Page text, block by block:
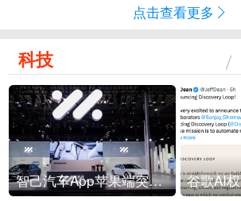
点击查看更多
科技
智己汽车App苹果端突然“下架”